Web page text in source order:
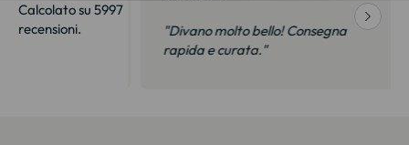
Calcolato su 5997
recensioni.
"Divano molto bello! Consegna
rapida e curata."